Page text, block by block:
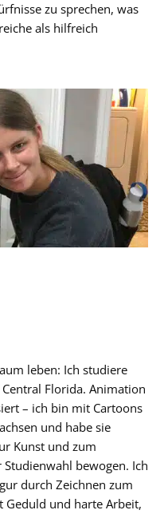
zu sprechen, was
als hilfreich
leben: Ich studiere
Florida. Animation
– ich bin mit Cartoons
und habe sie
Kunst und zum
bewogen. Ich
durch Zeichnen zum
Geduld und harte Arbeit,